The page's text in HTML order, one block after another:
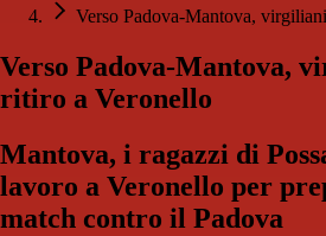
Verso Padova-Mantova,
Verso Padova-Mantova,
ritiro a Veronello
Mantova, i ragazzi di
lavoro a Veronello per
match contro il Padova